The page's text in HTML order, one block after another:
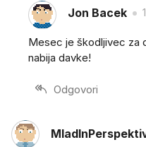
Jon Bacek
Mesec je škodljivec za
nabija davke!
Odgovori